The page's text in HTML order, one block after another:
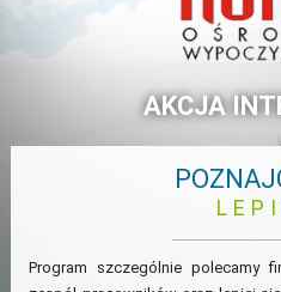
AKCJA
Program szczególnie polecamy